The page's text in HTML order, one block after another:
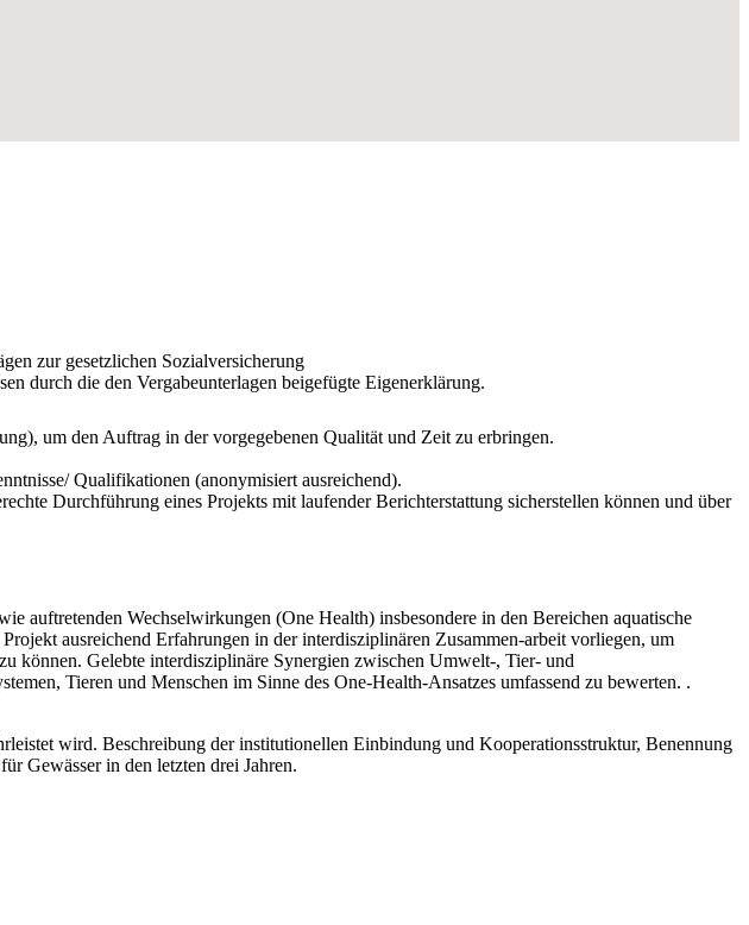
zur gesetzlichen Sozialversicherung
durch die den Vergabeunterlagen beigefügte Eigenerklärung.
um den Auftrag in der vorgegebenen Qualität und Zeit zu erbringen.
Qualifikationen (anonymisiert ausreichend).
Durchführung eines Projekts mit laufender Berichterstattung sicherstellen können und über
auftretenden Wechselwirkungen (One Health) insbesondere in den Bereichen aquatische
ausreichend Erfahrungen in der interdisziplinären Zusammen-arbeit vorliegen, um
können. Gelebte interdisziplinäre Synergien zwischen Umwelt-, Tier- und
Tieren und Menschen im Sinne des One-Health-Ansatzes umfassend zu bewerten. .
wird. Beschreibung der institutionellen Einbindung und Kooperationsstruktur, Benennung
Gewässer in den letzten drei Jahren.